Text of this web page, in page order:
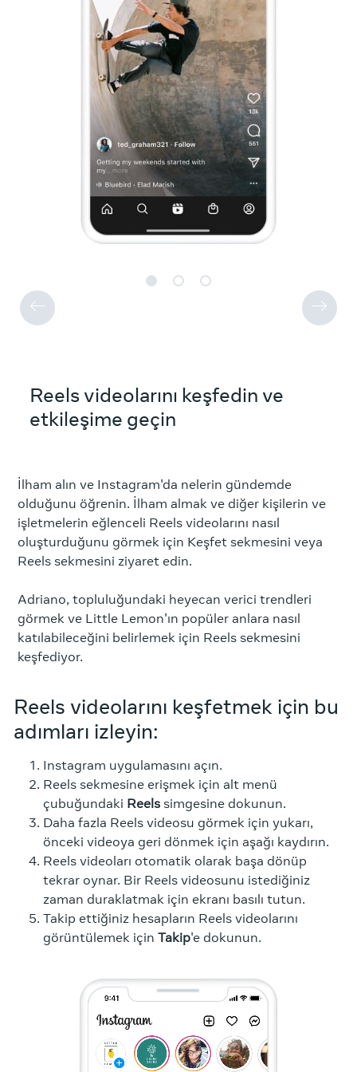
Reels videolarını keşfedin ve
etkileşime geçin
İlham alın ve Instagram'da nelerin gündemde
olduğunu öğrenin. İlham almak ve diğer kişilerin ve
işletmelerin eğlenceli Reels videolarını nasıl
oluşturduğunu görmek için Keşfet sekmesini veya
Reels sekmesini ziyaret edin.
Adriano, topluluğundaki heyecan verici trendleri
görmek ve Little Lemon'ın popüler anlara nasıl
katılabileceğini belirlemek için Reels sekmesini
keşfediyor.
Reels videolarını keşfetmek için bu
adımları izleyin:
Instagram uygulamasını açın.
Reels sekmesine erişmek için alt menü
çubuğundaki Reels simgesine dokunun.
Daha fazla Reels videosu görmek için yukarı,
önceki videoya geri dönmek için aşağı kaydırın.
Reels videoları otomatik olarak başa dönüp
tekrar oynar. Bir Reels videosunu istediğiniz
zaman duraklatmak için ekranı basılı tutun.
Takip ettiğiniz hesapların Reels videolarını
görüntülemek için Takip'e dokunun.